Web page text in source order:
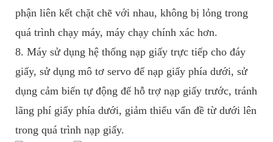
phận liên kết chặt chẽ với nhau, không bị lỏng trong
quá trình chạy máy, máy chạy chính xác hơn.
8. Máy sử dụng hệ thống nạp giấy trực tiếp cho đáy
giấy, sử dụng mô tơ servo để nạp giấy phía dưới, sử
dụng cảm biến tự động để hỗ trợ nạp giấy trước, tránh
lãng phí giấy phía dưới, giảm thiểu vấn đề từ dưới lên
trong quá trình nạp giấy.